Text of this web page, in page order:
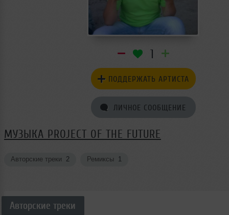
1
ПОДДЕРЖАТЬ АРТИСТА
ЛИЧНОЕ СООБЩЕНИЕ
МУЗЫКА PROJECT OF THE FUTURE
Авторские треки 2 Ремиксы 1
Авторские треки